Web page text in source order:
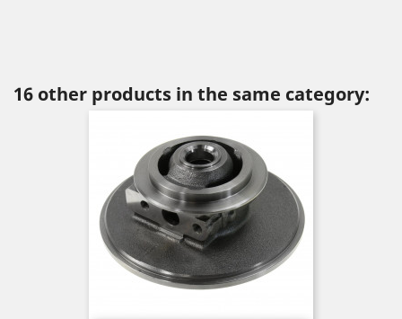
16 other products in the same category: